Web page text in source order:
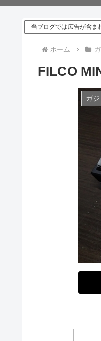
当ブログでは広告が含ま
ホーム
FILCO
ガ